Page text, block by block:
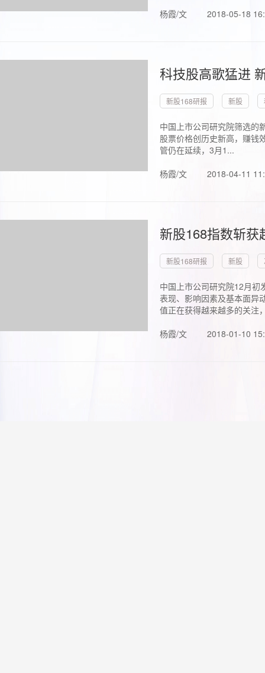
杨霞/文 2018-05-18
科技股高歌猛进
新股168研报 新股
中国上市公司研究院筛选的
股票价格创历史新高，赚钱
管仍在延续，3月1...
杨霞/文
2018-04-11
新股168指数斩
新股168研报 新股
中国上市公司研究院12月初
表现、影响因素及基本面异
值正在获得越来越多的关注
杨霞/文
2018-01-10